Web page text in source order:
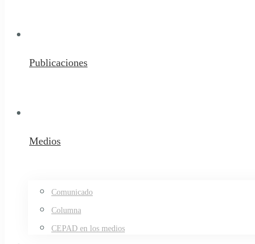
Publicaciones
Medios
Comunicado
Columna
CEPAD en los medios